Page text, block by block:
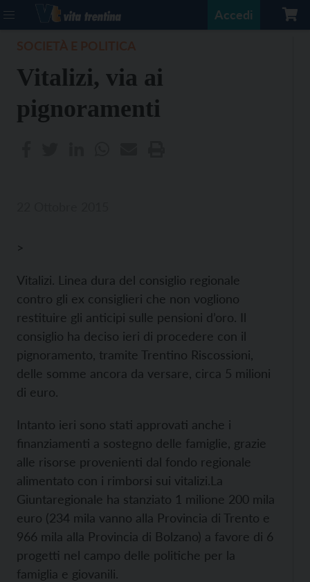
Accedi
Vitalizi, via ai
pignoramenti
>
Vitalizi. Linea dura del consiglio regionale
contro gli ex consiglieri che non vogliono
restituire gli anticipi sulle pensioni d’oro. Il
consiglio ha deciso ieri di procedere con il
pignoramento, tramite Trentino Riscossioni,
delle somme ancora da versare, circa 5 milioni
di euro.
Intanto ieri sono stati approvati anche i
finanziamenti a sostegno delle famiglie, grazie
alle risorse provenienti dal fondo regionale
alimentato con i rimborsi sui vitalizi.La
Giuntaregionale ha stanziato 1 milione 200 mila
euro (234 mila vanno alla Provincia di Trento e
966 mila alla Provincia di Bolzano) a favore di 6
progetti nel campo delle politiche per la
famiglia e giovanili.